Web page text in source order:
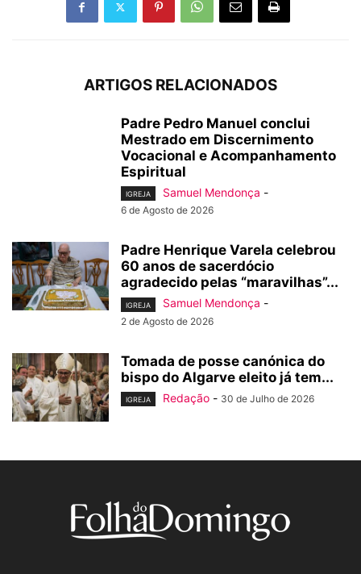
ARTIGOS RELACIONADOS
Padre Pedro Manuel conclui
Mestrado em Discernimento
Vocacional e Acompanhamento
Espiritual
IGREJA Samuel Mendonça -
6 de Agosto de 2026
Padre Henrique Varela celebrou
60 anos de sacerdócio
agradecido pelas “maravilhas”...
IGREJA Samuel Mendonça -
2 de Agosto de 2026
Tomada de posse canónica do
bispo do Algarve eleito já tem...
IGREJA Redação - 30 de Julho de 2026